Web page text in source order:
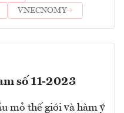
VNECNOMY
số 11-2023
mỏ thế giới và hàm ý